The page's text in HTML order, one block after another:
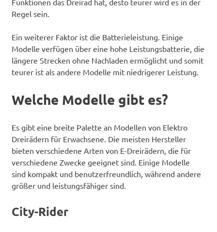
Regel sein.
Ein weiterer Faktor ist die Batterieleistung. Einige
Modelle verfügen über eine hohe Leistungsbatterie, die
längere Strecken ohne Nachladen ermöglicht und somit
teurer ist als andere Modelle mit niedrigerer Leistung.
Welche Modelle gibt es?
Es gibt eine breite Palette an Modellen von Elektro
Dreirädern für Erwachsene. Die meisten Hersteller
bieten verschiedene Arten von E-Dreirädern, die für
verschiedene Zwecke geeignet sind. Einige Modelle
sind kompakt und benutzerfreundlich, während andere
größer und leistungsfähiger sind.
City-Rider